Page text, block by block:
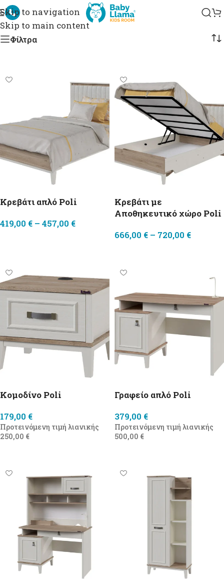
Skip to navigation
Skip to main content
Poli
Φίλτρα
Κρεβάτι απλό Poli
419,00 € – 457,00 €
Κρεβάτι με
Αποθηκευτικό χώρο Poli
666,00 € – 720,00 €
Κομοδίνο Poli
179,00 €
Προτεινόμενη τιμή λιανικής
250,00 €
Γραφείο απλό Poli
379,00 €
Προτεινόμενη τιμή λιανικής
500,00 €